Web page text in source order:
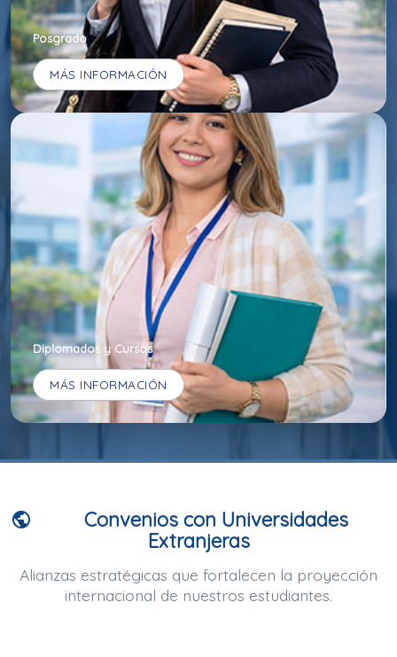
Posgrado
MÁS INFORMACIÓN
Diplomados y Cursos
MÁS INFORMACIÓN
public
Convenios con Universidades
Extranjeras
Alianzas estratégicas que fortalecen la proyección
internacional de nuestros estudiantes.